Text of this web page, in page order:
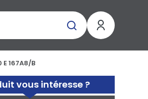
E 167A8/B
vous intéresse ?